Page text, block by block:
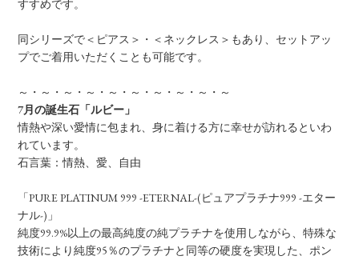
すすめです。
同シリーズで＜ピアス＞・＜ネックレス＞もあり、セットアッ
プでご着用いただくことも可能です。
～・～・～・～・～・～・～・～・～・～
7月の誕生石「ルビー」
情熱や深い愛情に包まれ、身に着ける方に幸せが訪れるといわ
れています。
石言葉：情熱、愛、自由
「PURE PLATINUM 999 -ETERNAL-(ピュアプラチナ999 -エター
ナル-)」
純度99.9%以上の最高純度の純プラチナを使用しながら、特殊な
技術により純度95％のプラチナと同等の硬度を実現した、ポン